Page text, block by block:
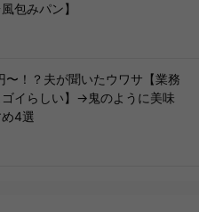
包みパン】
〜！？夫が聞いたウワサ【業務
イらしい】→鬼のように美味
4選